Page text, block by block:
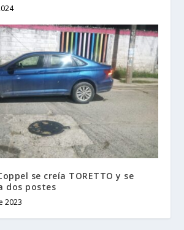
se creía TORETTO y se
dos postes
2023